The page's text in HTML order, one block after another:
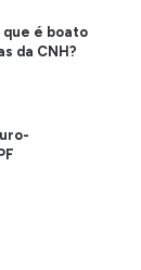
que é boato
da CNH?